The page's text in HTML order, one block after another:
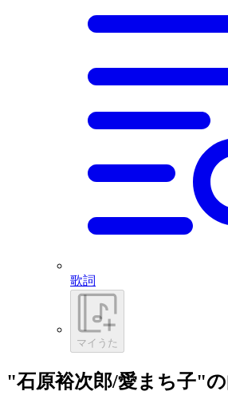
歌詞
マイうた
"石原裕次郎/愛まち子"